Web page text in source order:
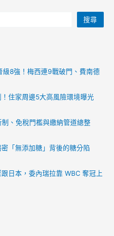
搜尋
8強！梅西連9戰破門、費南德
住家周邊5大高風險環境曝光
、免稅門檻與繳納管道總整
「無添加糖」背後的糖分陷
日本，委內瑞拉靠 WBC 奪冠上